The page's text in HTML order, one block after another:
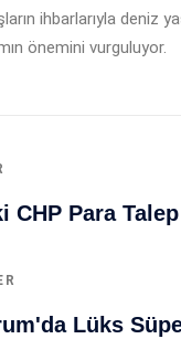
ihbarlarıyla deniz
önemini vurguluyor.